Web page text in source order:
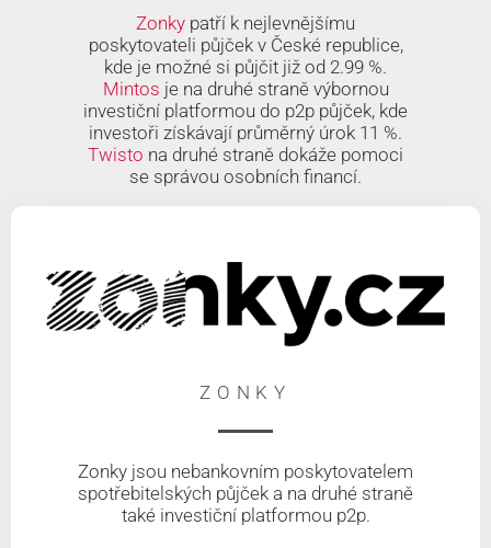
Zonky patří k nejlevnějšímu
poskytovateli půjček v České republice,
kde je možné si půjčit již od 2.99 %.
Mintos je na druhé straně výbornou
investiční platformou do p2p půjček, kde
investoři získávají průměrný úrok 11 %.
Twisto na druhé straně dokáže pomoci
se správou osobních financí.
ZONKY
Zonky jsou nebankovním poskytovatelem
spotřebitelských půjček a na druhé straně
také investiční platformou p2p.